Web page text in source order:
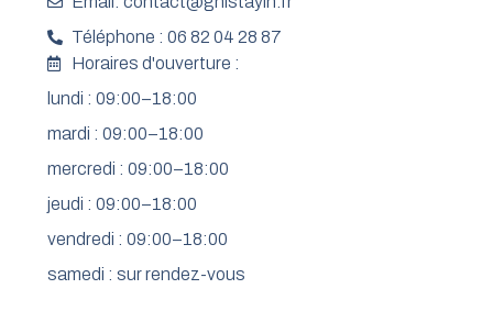
Téléphone : 06 82 04 28 87
Horaires d'ouverture :
lundi : 09:00–18:00
mardi : 09:00–18:00
mercredi : 09:00–18:00
jeudi : 09:00–18:00
vendredi : 09:00–18:00
samedi : sur rendez-vous